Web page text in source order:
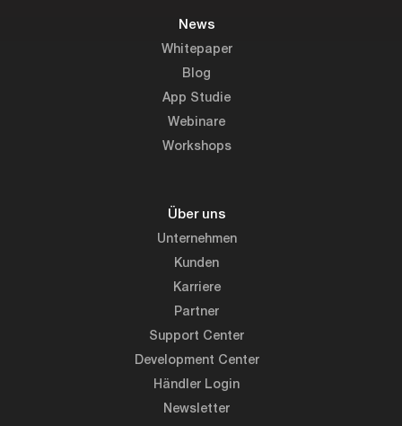
News
Whitepaper
Blog
App Studie
Webinare
Workshops
Über uns
Unternehmen
Kunden
Karriere
Partner
Support Center
Development Center
Händler Login
Newsletter